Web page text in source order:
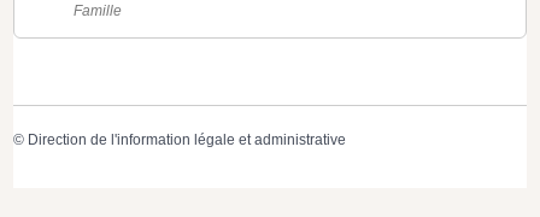
Famille
© Direction de l'information légale et administrative